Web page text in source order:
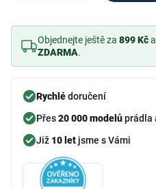
Objednejte ještě za 899 Kč
ZDARMA.
Rychlédoručení
Přes20 000 modelůprádla
Již 10 let jsme s Vámi